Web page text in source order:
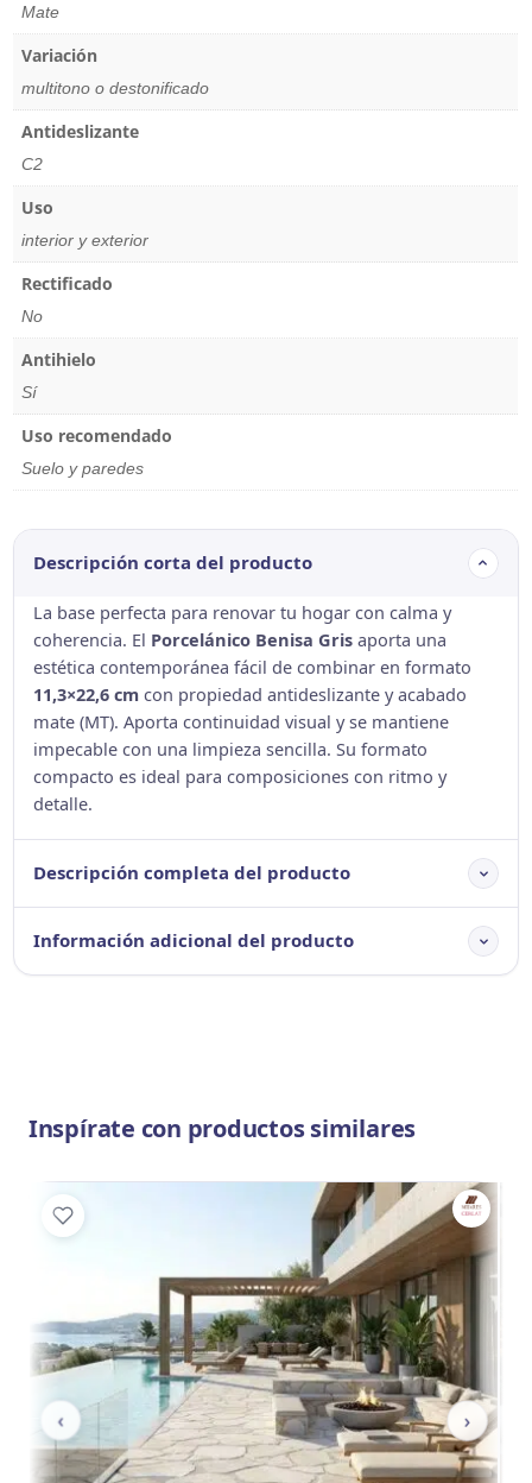
Mate
Variación
multitono o destonificado
Antideslizante
C2
Uso
interior y exterior
Rectificado
No
Antihielo
Sí
Uso recomendado
Suelo y paredes
Descripción corta del producto
La base perfecta para renovar tu hogar con calma y
coherencia. El Porcelánico Benisa Gris aporta una
estética contemporánea fácil de combinar en formato
11,3×22,6 cm con propiedad antideslizante y acabado
mate (MT). Aporta continuidad visual y se mantiene
impecable con una limpieza sencilla. Su formato
compacto es ideal para composiciones con ritmo y
detalle.
Descripción completa del producto
Información adicional del producto
Inspírate con productos similares
‹ ›